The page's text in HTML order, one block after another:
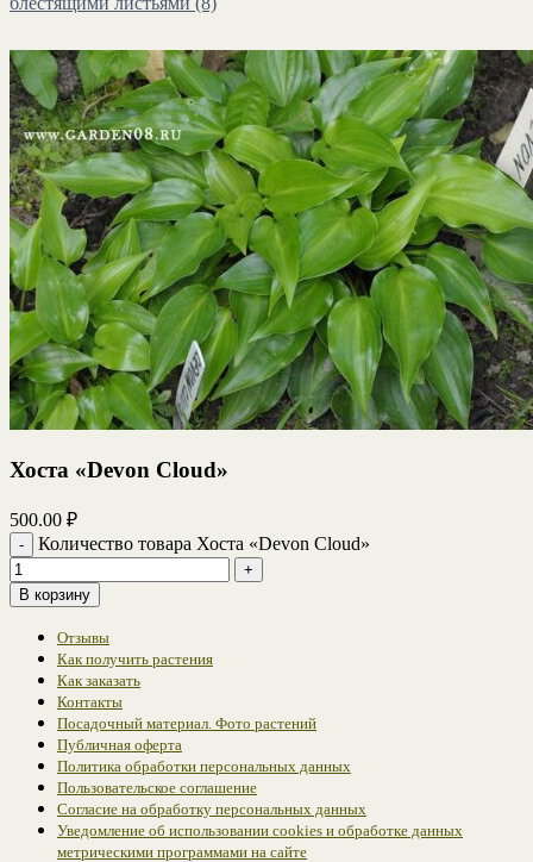
Хоста «Devon Cloud»
500.00 ₽
Количество товара Хоста «Devon Cloud»
В корзину
Отзывы
Как получить растения
Как заказать
Контакты
Посадочный материал. Фото растений
Публичная оферта
Политика обработки персональных данных
Пользовательское соглашение
Согласие на обработку персональных данных
Уведомление об использовании cookies и обработке данных
метрическими программами на сайте